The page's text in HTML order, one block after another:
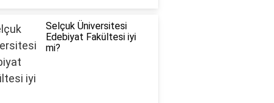
Selçuk Üniversitesi
Edebiyat Fakültesi iyi
mi?